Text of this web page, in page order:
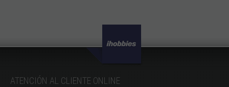
ATENCIÓN AL CLIENTE ONLINE